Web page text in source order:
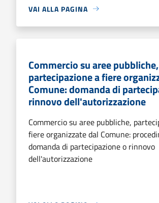
VAI ALLA PAGINA
Commercio su aree pubbliche,
partecipazione a fiere
Comune: domanda di
rinnovo dell'autorizzazione
Commercio su aree pubbliche,
fiere organizzate dal Comune:
domanda di partecipazione o rinnovo
dell'autorizzazione